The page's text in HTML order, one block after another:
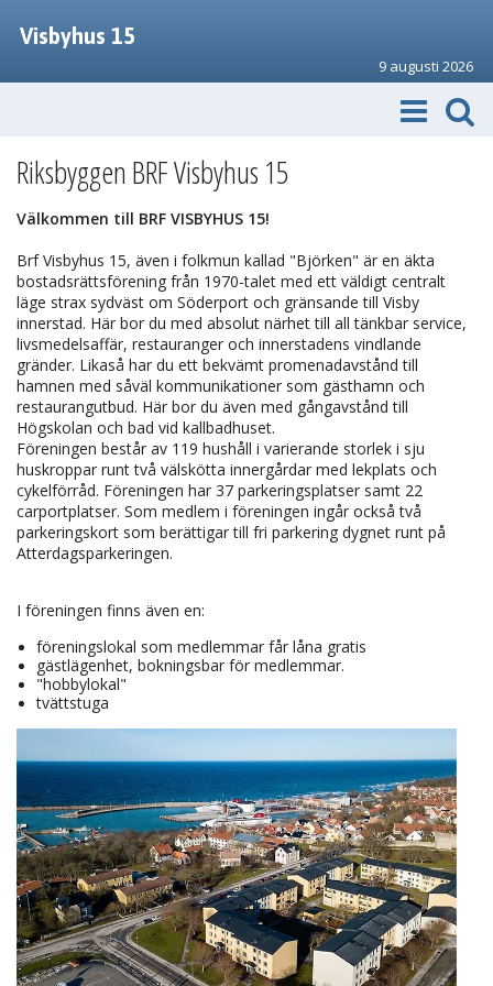
Visbyhus 15
9 augusti 2026
Riksbyggen BRF Visbyhus 15
Välkommen till BRF VISBYHUS 15!
Brf Visbyhus 15, även i folkmun kallad "Björken" är en äkta
bostadsrättsförening från 1970-talet med ett väldigt centralt
läge strax sydväst om Söderport och gränsande till Visby
innerstad. Här bor du med absolut närhet till all tänkbar service,
livsmedelsaffär, restauranger och innerstadens vindlande
gränder. Likaså har du ett bekvämt promenadavstånd till
hamnen med såväl kommunikationer som gästhamn och
restaurangutbud. Här bor du även med gångavstånd till
Högskolan och bad vid kallbadhuset.
Föreningen består av 119 hushåll i varierande storlek i sju
huskroppar runt två välskötta innergårdar med lekplats och
cykelförråd. Föreningen har 37 parkeringsplatser samt 22
carportplatser. Som medlem i föreningen ingår också två
parkeringskort som berättigar till fri parkering dygnet runt på
Atterdagsparkeringen.
I föreningen finns även en:
föreningslokal som medlemmar får låna gratis
gästlägenhet, bokningsbar för medlemmar.
"hobbylokal"
tvättstuga